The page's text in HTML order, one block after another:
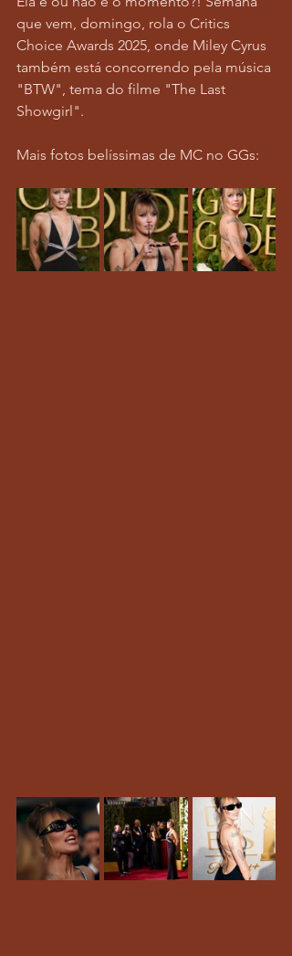
que vem, domingo, rola o Critics
Choice Awards 2025, onde Miley Cyrus
também está concorrendo pela música
"BTW", tema do filme "The Last
Showgirl".
Mais fotos belíssimas de MC no GGs: